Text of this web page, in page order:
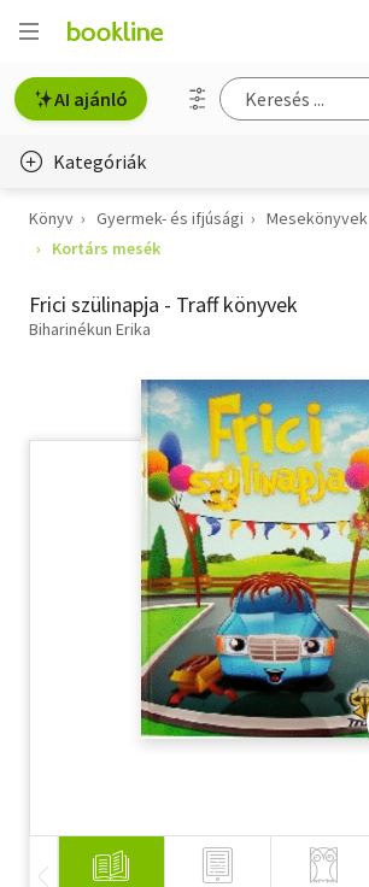
AI ajánló
Kategóriák
Életmód, egészség
Gyermek- és ifjúsági
Hobbi, szabadidő
Szótár, nyelvkönyv
Tankönyv, segédkönyv
Társadalomtudomány
Természettudomány
Vallás
Könyv Gyermek- és ifjúsági Mesekönyvek
Kortárs mesék
Frici szülinapja - Traff könyvek
Biharinékun Erika